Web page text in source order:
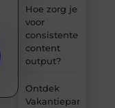
Hoe zorg je
voor
consistente
content
output?
Ontdek
Vakantiepark